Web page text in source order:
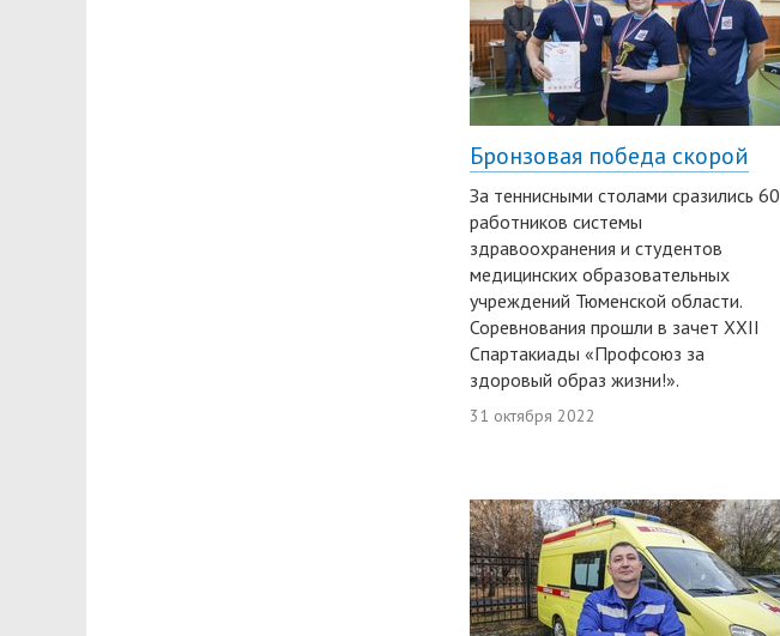
Бронзовая победа скорой
За теннисными столами сразились 60
работников системы
здравоохранения и студентов
медицинских образовательных
учреждений Тюменской области.
Соревнования прошли в зачет XXII
Спартакиады «Профсоюз за
здоровый образ жизни!».
31 октября 2022